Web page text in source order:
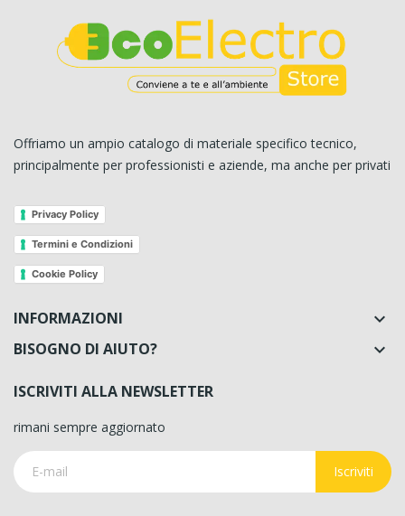
Offriamo un ampio catalogo di materiale specifico tecnico,
principalmente per professionisti e aziende, ma anche per privati
Privacy Policy
Termini e Condizioni
Cookie Policy
INFORMAZIONI 
BISOGNO DI AIUTO? 
ISCRIVITI ALLA NEWSLETTER
rimani sempre aggiornato
Iscriviti